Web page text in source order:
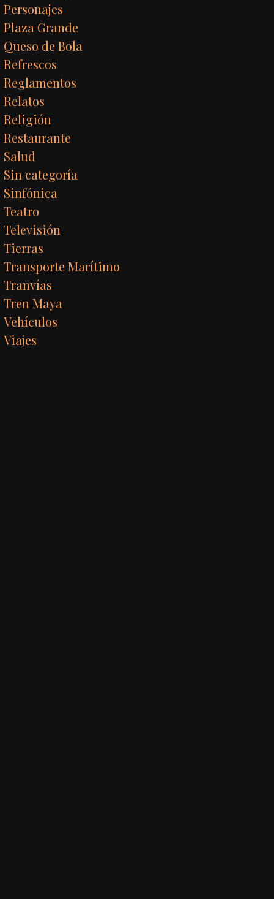
Personajes
Plaza Grande
Queso de Bola
Refrescos
Reglamentos
Relatos
Religión
Restaurante
Salud
Sin categoría
Sinfónica
Teatro
Televisión
Tierras
Transporte Marítimo
Tranvías
Tren Maya
Vehículos
Viajes